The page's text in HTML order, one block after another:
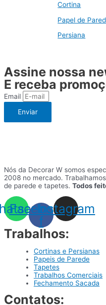
Cortina
Papel de
Persiana
Assine nossa
E receba
Email
Enviar
Nós da Decorar W somos
2008 no mercado.
de parede e tapetes. Todos
Facebook-
f
Instagram
Trabalhos:
Cortinas e Persianas
Papeis de Parede
Tapetes
Trabalhos Comerciais
Fechamento Sacada
Contatos: